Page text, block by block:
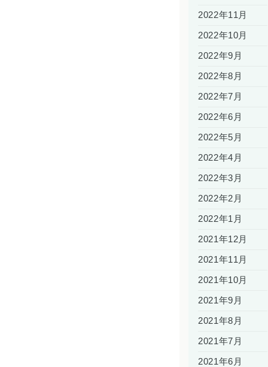
2022年11月
2022年10月
2022年9月
2022年8月
2022年7月
2022年6月
2022年5月
2022年4月
2022年3月
2022年2月
2022年1月
2021年12月
2021年11月
2021年10月
2021年9月
2021年8月
2021年7月
2021年6月